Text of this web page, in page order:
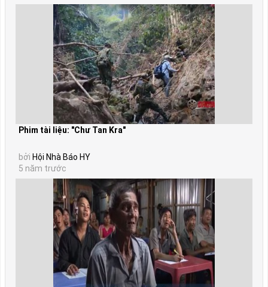
Phim tài liệu: "Chư Tan Kra"
bởi Hội Nhà Báo HY
5 năm trước